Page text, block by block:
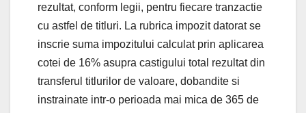
rezultat, conform legii, pentru fiecare tranzactie
cu astfel de titluri. La rubrica impozit datorat se
inscrie suma impozitului calculat prin aplicarea
cotei de 16% asupra castigului total rezultat din
transferul titlurilor de valoare, dobandite si
instrainate intr-o perioada mai mica de 365 de